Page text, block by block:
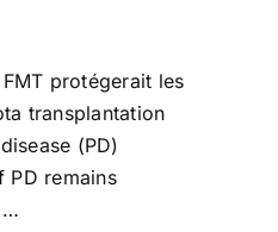
protégerait les
transplantation
(PD)
PD remains
…